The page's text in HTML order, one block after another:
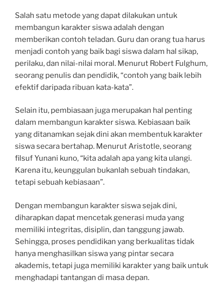
Salah satu metode yang dapat dilakukan untuk
membangun karakter siswa adalah dengan
memberikan contoh teladan. Guru dan orang tua harus
menjadi contoh yang baik bagi siswa dalam hal sikap,
perilaku, dan nilai-nilai moral. Menurut Robert Fulghum,
seorang penulis dan pendidik, “contoh yang baik lebih
efektif daripada ribuan kata-kata”.
Selain itu, pembiasaan juga merupakan hal penting
dalam membangun karakter siswa. Kebiasaan baik
yang ditanamkan sejak dini akan membentuk karakter
siswa secara bertahap. Menurut Aristotle, seorang
filsuf Yunani kuno, “kita adalah apa yang kita ulangi.
Karena itu, keunggulan bukanlah sebuah tindakan,
tetapi sebuah kebiasaan”.
Dengan membangun karakter siswa sejak dini,
diharapkan dapat mencetak generasi muda yang
memiliki integritas, disiplin, dan tanggung jawab.
Sehingga, proses pendidikan yang berkualitas tidak
hanya menghasilkan siswa yang pintar secara
akademis, tetapi juga memiliki karakter yang baik untuk
menghadapi tantangan di masa depan.